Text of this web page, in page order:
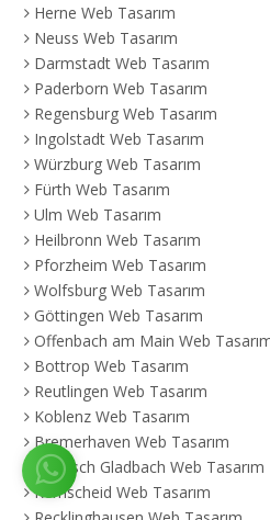
Herne Web Tasarım
Neuss Web Tasarım
Darmstadt Web Tasarım
Paderborn Web Tasarım
Regensburg Web Tasarım
Ingolstadt Web Tasarım
Würzburg Web Tasarım
Fürth Web Tasarım
Ulm Web Tasarım
Heilbronn Web Tasarım
Pforzheim Web Tasarım
Wolfsburg Web Tasarım
Göttingen Web Tasarım
Offenbach am Main Web
Bottrop Web Tasarım
Reutlingen Web Tasarım
Koblenz Web Tasarım
Bremerhaven Web Tasarım
Bergisch Gladbach Web Tasarım
Remscheid Web Tasarım